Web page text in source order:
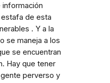
de esta
. Y a la
se maneja a los
se encuentran
Hay que tener
perverso y